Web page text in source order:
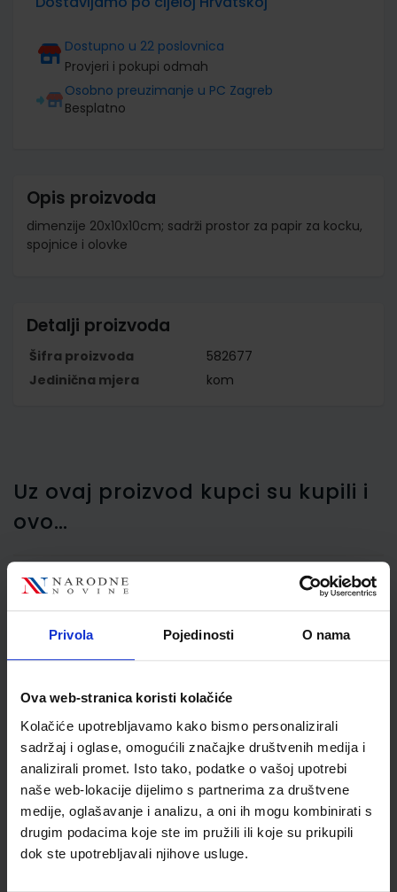
Privola Pojedinosti O nama
Ova web-stranica koristi kolačiće
Kolačiće upotrebljavamo kako bismo personalizirali
sadržaj i oglase, omogućili značajke društvenih medija i
analizirali promet. Isto tako, podatke o vašoj upotrebi
naše web-lokacije dijelimo s partnerima za društvene
medije, oglašavanje i analizu, a oni ih mogu kombinirati s
drugim podacima koje ste im pružili ili koje su prikupili
dok ste upotrebljavali njihove usluge.
Dostupno u 22 poslovnica
Provjeri i pokupi odmah
Osobno preuzimanje u PC Zagreb
Besplatno
Opis proizvoda
dimenzije 20x10x10cm; sadrži prostor za papir za kocku,
spojnice i olovke
Detalji proizvoda
Šifra proizvoda
582677
Jedinična mjera
kom
Uz ovaj proizvod kupci su kupili i
ovo…
Office Maped, plastični,
11,60 €